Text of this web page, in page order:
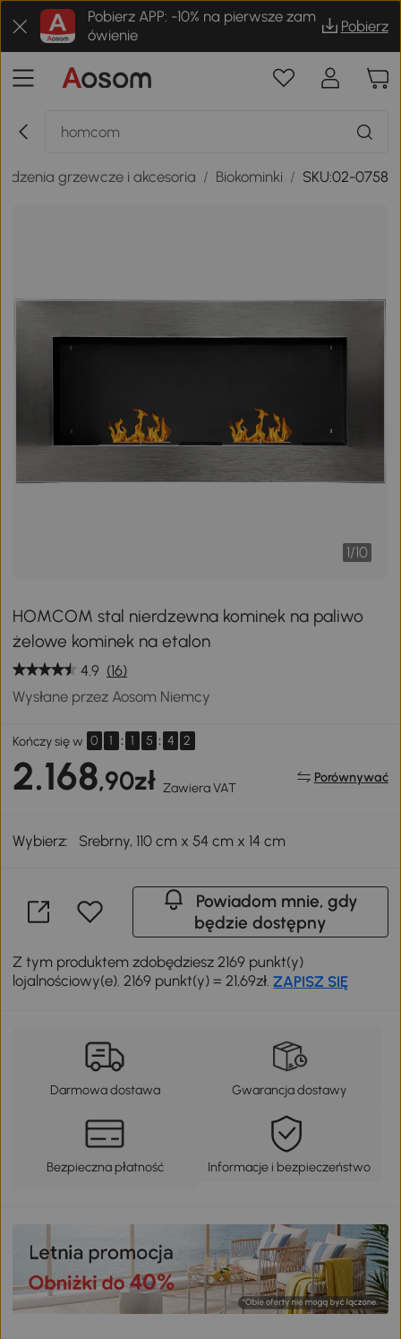
Pobierz APP: -10% na pierwsze zam
ówienie
Pobierz
grzewcze i akcesoria / Biokominki / SKU:02-0758
1/10
HOMCOM stal nierdzewna kominek na paliwo
żelowe kominek na etalon
4.9 (16)
Wysłane przez Aosom Niemcy
Kończy się w 0 1 : 1 5 : 4 2
2.168,90zł Zawiera VAT
Porównywać
Wybierz: Srebrny, 110 cm x 54 cm x 14 cm
Powiadom mnie, gdy
będzie dostępny
Z tym produktem zdobędziesz 2169 punkt(y)
lojalnościowy(e). 2169 punkt(y) = 21,69zł.ZAPISZ SIĘ
Darmowa dostawa Gwarancja dostawy
Bezpieczna płatność Informacje i bezpieczeństwo